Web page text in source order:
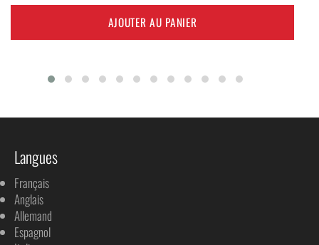
AJOUTER AU PANIER
Langues
Français
Anglais
Allemand
Espagnol